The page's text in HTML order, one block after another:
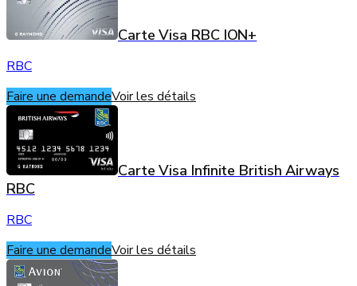
Carte Visa RBC ION+
RBC
Faire une demandeVoir les détails
Carte Visa Infinite British Airways
RBC
RBC
Faire une demandeVoir les détails